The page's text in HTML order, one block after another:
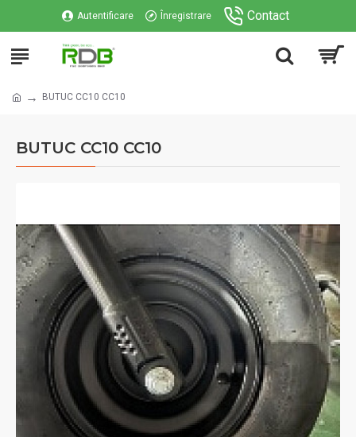
Autentificare Înregistrare Contact
BUTUC CC10 CC10
BUTUC CC10 CC10